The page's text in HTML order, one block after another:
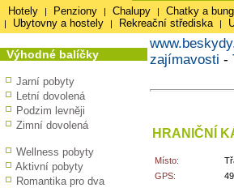
Hotely | Penziony | Chalupy | Chatky a
| Ubytovny a hostely | Rekreační střediska |
Výhodné balíčky
Jarní pobyty
Letní dovolená
Podzim levněji
Zimní dovolená
Wellness pobyty
Aktivní pobyty
Romantika pro dva
zajímavosti -
HRANIČNÍ
Místo:
GPS: